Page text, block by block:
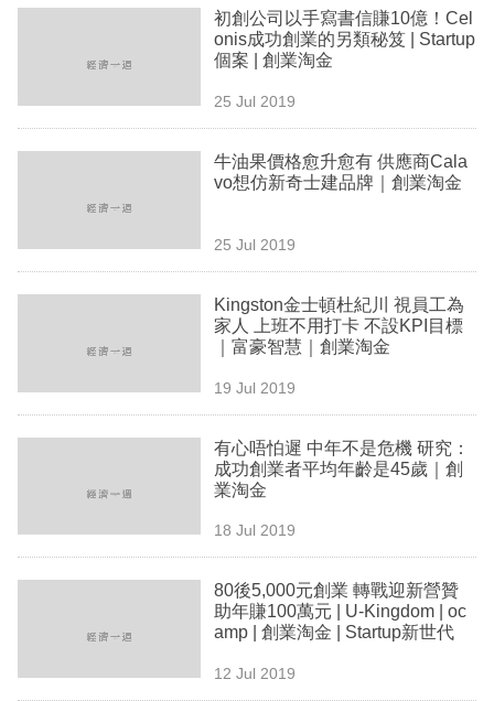
欄
區
初創公司以手寫書信賺10億！Cel
onis成功創業的另類秘笈 | Startup
個案 | 創業淘金
25 Jul 2019
牛油果價格愈升愈有 供應商Cala
vo想仿新奇士建品牌｜創業淘金
25 Jul 2019
Kingston金士頓杜紀川 視員工為
家人 上班不用打卡 不設KPI目標
｜富豪智慧｜創業淘金
19 Jul 2019
有心唔怕遲 中年不是危機 研究：
成功創業者平均年齡是45歲｜創
業淘金
18 Jul 2019
80後5,000元創業 轉戰迎新營贊
助年賺100萬元 | U-Kingdom | oc
amp | 創業淘金 | Startup新世代
12 Jul 2019